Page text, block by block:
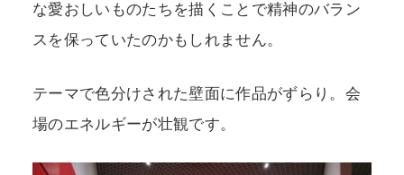
な愛おしいものたちを描くことで精神のバラン
スを保っていたのかもしれません。
テーマで色分けされた壁面に作品がずらり。会
場のエネルギーが壮観です。